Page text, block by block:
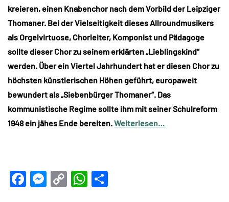
kreieren, einen Knabenchor nach dem Vorbild der Leipziger
Thomaner. Bei der Vielseitigkeit dieses Allroundmusikers
als Orgelvirtuose, Chorleiter, Komponist und Pädagoge
sollte dieser Chor zu seinem erklärten „Lieblingskind“
werden. Über ein Viertel Jahrhundert hat er diesen Chor zu
höchsten künstlerischen Höhen geführt, europaweit
bewundert als „Siebenbürger Thomaner“. Das
kommunistische Regime sollte ihm mit seiner Schulreform
1948 ein jähes Ende bereiten.Weiterlesen…
Facebook
Messenger
CopyWhatsApp